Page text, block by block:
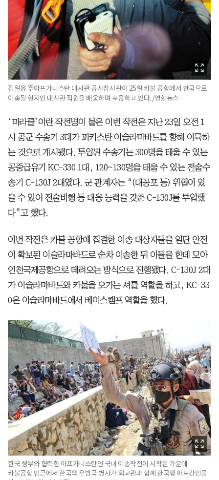
김일응 주아프가니스탄 대사관 공사참사관이 25일 카불 공항에서 한국으로
이송될 현지인 대사관 직원을 배웅하며 포옹하고 있다. /연합뉴스
‘미라클’이란 작전명이 붙은 이번 작전은 지난 23일 오전 1
시 공군 수송기 3대가 파키스탄 이슬라마바드를 향해 이륙하
는 것으로 개시됐다. 투입된 수송기는 300명을 태울 수 있는
공중급유기 KC-330 1대, 120~130명을 태울 수 있는 전술수
송기 C-130J 2대였다. 군 관계자는 “(대공포 등) 위협이 있
을 수 있어 전술비행 등 대응 능력을 갖춘 C-130J를 투입했
다”고 했다.
이번 작전은 카불 공항에 집결한 이송 대상자들을 일단 안전
이 확보된 이슬라마바드로 순차 이송한 뒤 이들을 한데 모아
인천국제공항으로 데려오는 방식으로 진행됐다. C-130J 2대
가 이슬라마바드와 카불을 오가는 셔틀 역할을 하고, KC-33
0은 이슬라마바드에서 베이스캠프 역할을 했다.
한국 정부와 협력한 아프가니스탄인 국내 이송작전이 시작된 가운데
카불공항 인근에서 한국의 우방국 병사가 외교관과 함께 한국행 아프간인을